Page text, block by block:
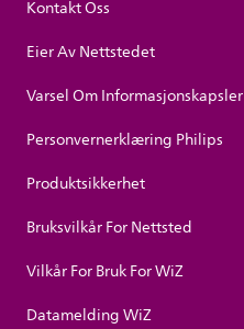
Kontakt Oss
Eier Av Nettstedet
Varsel Om Informasjonskapsler
Personvernerklæring Philips
Produktsikkerhet
Bruksvilkår For Nettsted
Vilkår For Bruk For WiZ
Datamelding WiZ